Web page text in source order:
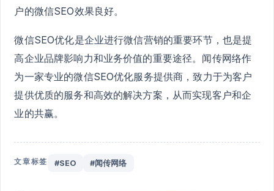
户的微信SEO效果良好。
微信SEO优化是企业进行微信营销的重要环节，也是提
高企业品牌影响力和业务价值的重要途径。闻传网络作
为一家专业的微信SEO优化服务提供商，致力于为客户
提供优质的服务和高效的解决方案，从而实现客户和企
业的共赢。
文章标签 #SEO #闻传网络